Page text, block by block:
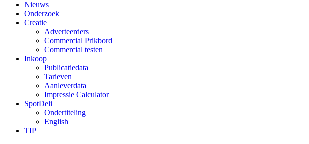
Nieuws
Onderzoek
Creatie
Adverteerders
Commercial Prikbord
Commercial testen
Inkoop
Publicatiedata
Tarieven
Aanleverdata
Impressie Calculator
SpotDeli
Ondertiteling
English
TIP